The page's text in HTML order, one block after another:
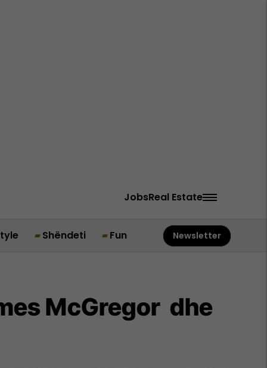
JobsReal Estate
Shëndeti Fun Newsletter
McGregor dhe